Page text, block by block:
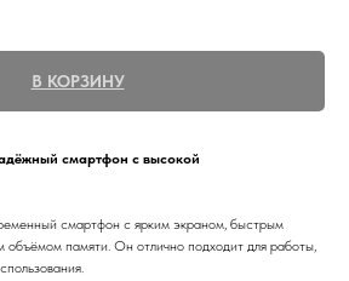
В КОРЗИНУ
смартфон с высокой
смартфон с ярким экраном, быстрым
объёмом памяти. Он отлично подходит для работы,